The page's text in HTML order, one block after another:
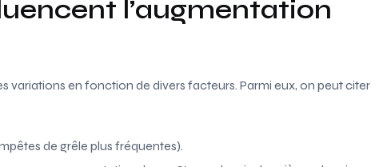
l’augmentation
variations en fonction de divers facteurs. Parmi eux, on peut citer
de grêle plus fréquentes).